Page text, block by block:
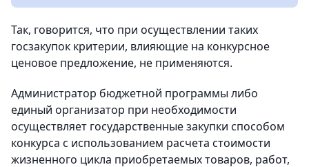
Так, говорится, что при осуществлении таких
госзакупок критерии, влияющие на конкурсное
ценовое предложение, не применяются.
Администратор бюджетной программы либо
единый организатор при необходимости
осуществляет государственные закупки способом
конкурса с использованием расчета стоимости
жизненного цикла приобретаемых товаров, работ,